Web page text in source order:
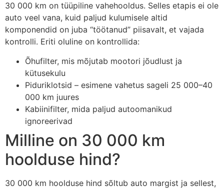
30 000 km on tüüpiline vahehooldus. Selles etapis ei ole
auto veel vana, kuid paljud kulumisele altid
komponendid on juba “töötanud” piisavalt, et vajada
kontrolli. Eriti oluline on kontrollida:
Õhufilter, mis mõjutab mootori jõudlust ja
kütusekulu
Piduriklotsid – esimene vahetus sageli 25 000–40
000 km juures
Kabiinifilter, mida paljud autoomanikud
ignoreerivad
Milline on 30 000 km
hoolduse hind?
30 000 km hoolduse hind sõltub auto margist ja sellest,